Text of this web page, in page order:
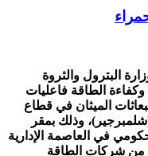
البترول والثروة
الطاقة فاعليات
الميثان في قطاع
وذلك بمقر
في العاصمة الإدارية
من شركات الطاقة